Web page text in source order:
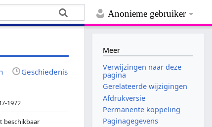
Anonieme gebruiker
Geschiedenis
1972
beschikbaar
Meer
Verwijzingen naar deze
pagina
Gerelateerde wijzigingen
Afdrukversie
Permanente koppeling
Paginagegevens